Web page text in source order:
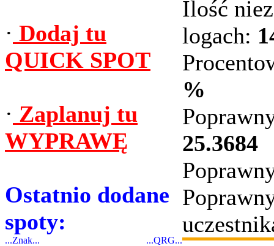
· Dodaj tu
QUICK SPOT
· Zaplanuj tu
WYPRAWĘ
Ostatnio dodane
spoty:
...Znak... ...QRG...
Ilość
logach:
%
25.3684